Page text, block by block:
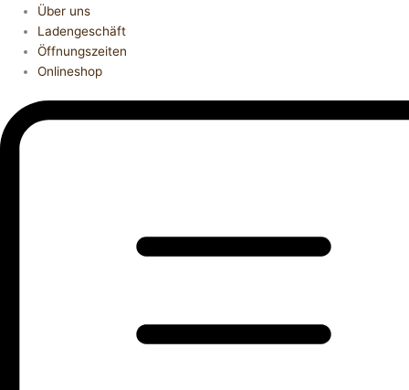
Über uns
Ladengeschäft
Öffnungszeiten
Onlineshop